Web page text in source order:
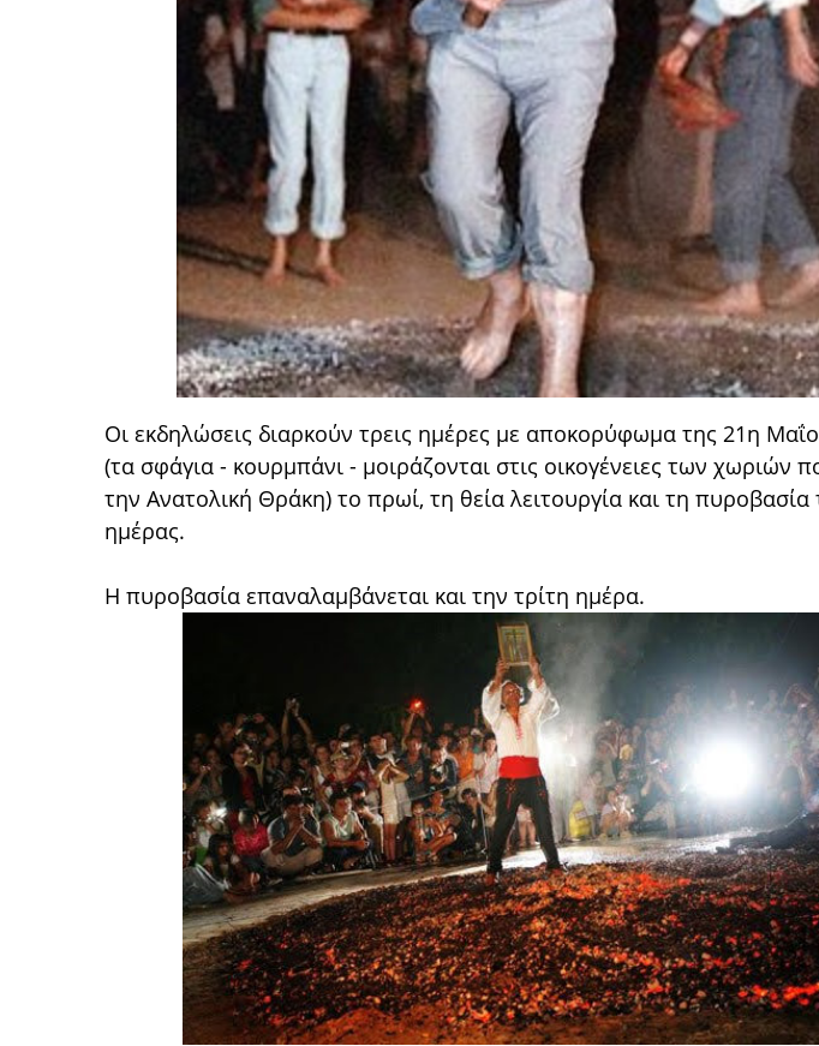
Οι εκδηλώσεις διαρκούν τρεις ημέρες με αποκορύφωμα της 21η
(τα σφάγια - κουρμπάνι - μοιράζονται στις οικογένειες των χωριών
την Ανατολική Θράκη) το πρωί, τη θεία λειτουργία και τη πυροβασία
ημέρας.
Η πυροβασία επαναλαμβάνεται και την τρίτη ημέρα.